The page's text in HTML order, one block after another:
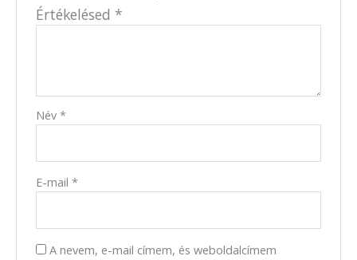
Értékelésed *
Név*
E-mail*
A nevem, e-mail címem, és weboldalcímem